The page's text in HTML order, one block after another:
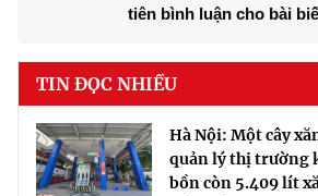
tiên bình luận cho bài
TIN ĐỌC NHIỀU
Hà Nội: Một cây
quản lý thị trường
bồn còn 5.409 lít